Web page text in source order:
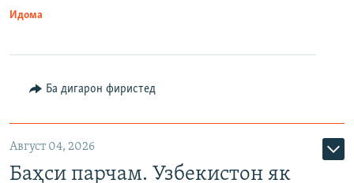
Идома
Ба дигарон фиристед
Август 04, 2026
Баҳси парчам. Узбекистон як